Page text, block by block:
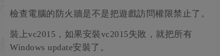
檢查電腦的防火牆是不是把遊戲訪問權限禁止了。
裝上vc2015，如果安裝vc2015失敗，就把所有
Windows update安裝了。